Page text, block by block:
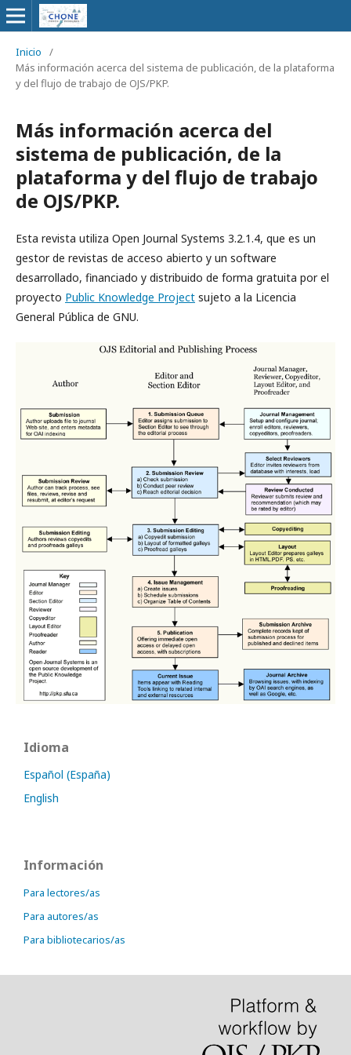
Inicio
/
Más información acerca del sistema de publicación, de la plataforma
y del flujo de trabajo de OJS/PKP.
Más información acerca del
sistema de publicación, de la
plataforma y del flujo de trabajo
de OJS/PKP.
Esta revista utiliza Open Journal Systems 3.2.1.4, que es un
gestor de revistas de acceso abierto y un software
desarrollado, financiado y distribuido de forma gratuita por el
proyecto Public Knowledge Project sujeto a la Licencia
General Pública de GNU.
Idioma
Español (España)
English
Información
Para lectores/as
Para autores/as
Para bibliotecarios/as